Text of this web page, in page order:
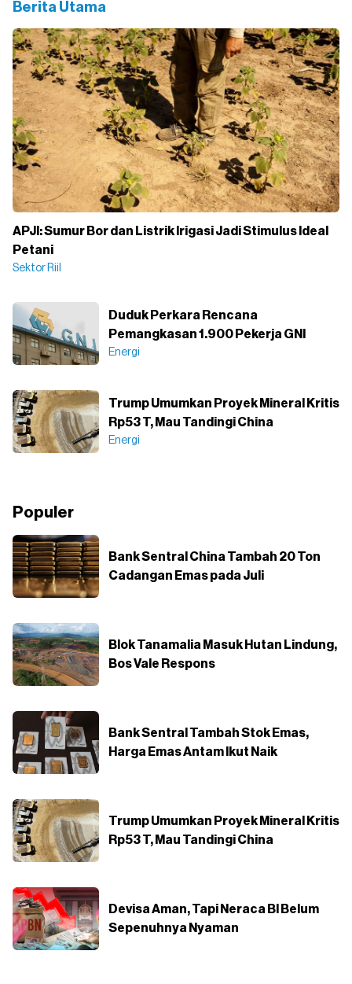
Berita Utama
APJI: Sumur Bor dan Listrik Irigasi Jadi Stimulus Ideal
Petani
Sektor Riil
Duduk Perkara Rencana
Pemangkasan 1.900 Pekerja GNI
Energi
Trump Umumkan Proyek Mineral Kritis
Rp53 T, Mau Tandingi China
Energi
Populer
Bank Sentral China Tambah 20 Ton
Cadangan Emas pada Juli
Blok Tanamalia Masuk Hutan Lindung,
Bos Vale Respons
Bank Sentral Tambah Stok Emas,
Harga Emas Antam Ikut Naik
Trump Umumkan Proyek Mineral Kritis
Rp53 T, Mau Tandingi China
Devisa Aman, Tapi Neraca BI Belum
Sepenuhnya Nyaman